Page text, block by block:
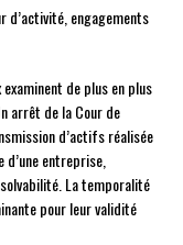
d’activité, engagements
de plus en plus
arrêt de la Cour de
d’actifs réalisée
entreprise,
La temporalité
pour leur validité